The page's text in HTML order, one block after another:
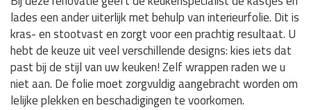
lades een ander uiterlijk met behulp van interieurfolie. Dit is
kras- en stootvast en zorgt voor een prachtig resultaat. U
hebt de keuze uit veel verschillende designs: kies iets dat
past bij de stijl van uw keuken! Zelf wrappen raden we u
niet aan. De folie moet zorgvuldig aangebracht worden om
lelijke plekken en beschadigingen te voorkomen.